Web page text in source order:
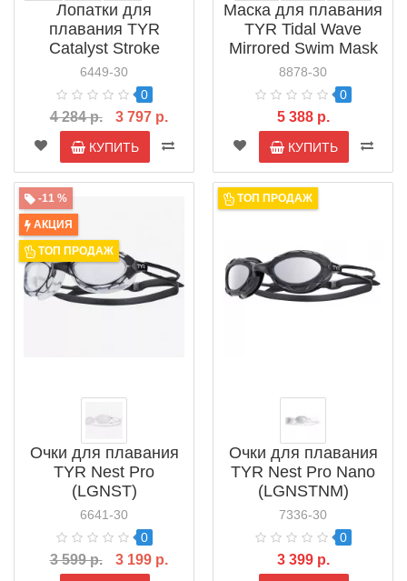
Лопатки для
плавания TYR
Catalyst Stroke
Training Paddles
(LCATSTK)
6449-30
0
4 284 р. 3 797 р.
КУПИТЬ
Маска для плавания
TYR Tidal Wave
Mirrored Swim Mask
(LGSNKM)
8878-30
0
5 388 р.
КУПИТЬ
-11 %
АКЦИЯ
ТОП ПРОДАЖ
Очки для плавания
TYR Nest Pro
(LGNST)
6641-30
0
3 599 р. 3 199 р.
ТОП ПРОДАЖ
Очки для плавания
TYR Nest Pro Nano
(LGNSTNM)
7336-30
0
3 399 р.